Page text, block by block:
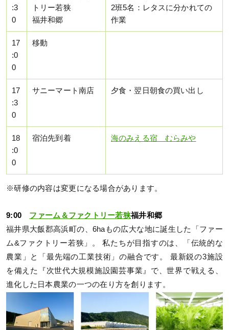
:3
0
トリー若狭
福井和郷
2班5名：レタスに分かれての
作業
17
:0
0
移動
17
:3
0
サニーマート南店 夕食・翌日朝食の買い出し
18
:0
0
宿泊先到着 海のみえる宿 むらみや
※研修の内容は変更になる場合があります。
9:00 ファーム＆ファクトリー若狭福井和郷
福井県大飯郡高浜町の、6haもの広大な地に誕生した「ファー
ム&ファクトリー若狭」。 私たちが目指すのは、「伝統的な
農業」と「最先端の工業技術」の融合です。 最新鋭の3施設
を備えた『次世代大規模施設園芸事業』で、世界で戦える、
進化した日本農業の一つの在り方を創ります。